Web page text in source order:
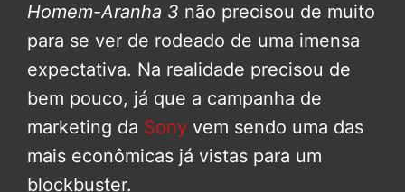
Homem-Aranha 3 não precisou de muito
para se ver de rodeado de uma imensa
expectativa. Na realidade precisou de
bem pouco, já que a campanha de
marketing da Sony vem sendo uma das
mais econômicas já vistas para um
blockbuster.